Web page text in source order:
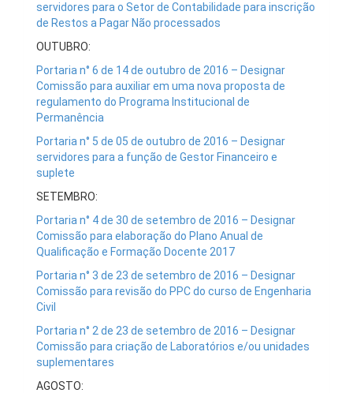
servidores para o Setor de Contabilidade para inscrição
de Restos a Pagar Não processados
OUTUBRO:
Portaria n° 6 de 14 de outubro de 2016 – Designar
Comissão para auxiliar em uma nova proposta de
regulamento do Programa Institucional de
Permanência
Portaria n° 5 de 05 de outubro de 2016 – Designar
servidores para a função de Gestor Financeiro e
suplete
SETEMBRO:
Portaria n° 4 de 30 de setembro de 2016 – Designar
Comissão para elaboração do Plano Anual de
Qualificação e Formação Docente 2017
Portaria n° 3 de 23 de setembro de 2016 – Designar
Comissão para revisão do PPC do curso de Engenharia
Civil
Portaria n° 2 de 23 de setembro de 2016 – Designar
Comissão para criação de Laboratórios e/ou unidades
suplementares
AGOSTO: